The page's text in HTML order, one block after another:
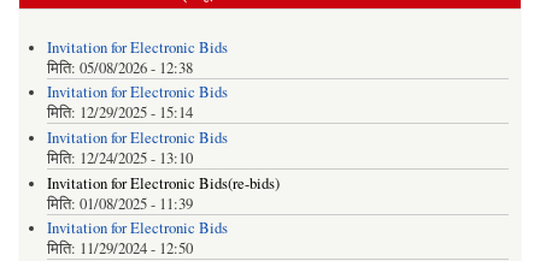
Invitation for Electronic Bids
मिति: 05/08/2026 - 12:38
Invitation for Electronic Bids
मिति: 12/29/2025 - 15:14
Invitation for Electronic Bids
मिति: 12/24/2025 - 13:10
Invitation for Electronic Bids(re-bids)
मिति: 01/08/2025 - 11:39
Invitation for Electronic Bids
मिति: 11/29/2024 - 12:50